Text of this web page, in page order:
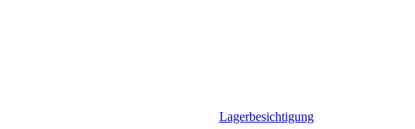
Lagerbesichtigung